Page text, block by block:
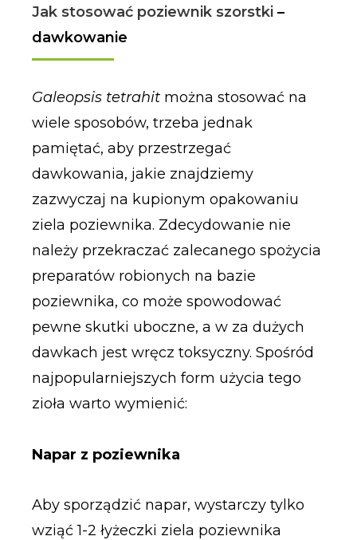
Jak stosować poziewnik szorstki –
dawkowanie
Galeopsis tetrahitmożna stosować na
wiele sposobów, trzeba jednak
pamiętać, aby przestrzegać
dawkowania, jakie znajdziemy
zazwyczaj na kupionym opakowaniu
ziela poziewnika. Zdecydowanie nie
należy przekraczać zalecanego spożycia
preparatów robionych na bazie
poziewnika, co może spowodować
pewne skutki uboczne, a w za dużych
dawkach jest wręcz toksyczny. Spośród
najpopularniejszych form użycia tego
zioła warto wymienić:
Napar z poziewnika
Aby sporządzić napar, wystarczy tylko
wziąć 1-2 łyżeczki ziela poziewnika